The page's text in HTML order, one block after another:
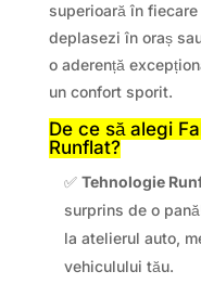
superioară în
deplasezi în oraș
o aderență
un confort sporit.
De ce să alegi
Runflat?
✅ Tehnologie
surprins de o
la atelierul auto,
vehiculului tău.